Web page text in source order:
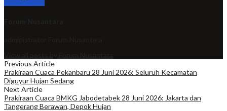
Previous Article
Prakiraan Cuaca Pekanbaru 28 Juni 2026: Seluruh Kecamatan
Diguyur Hujan Sedang
Next Article
Prakiraan Cuaca BMKG Jabodetabek 28 Juni 2026: Jakarta dan
Tangerang Berawan, Depok Hujan